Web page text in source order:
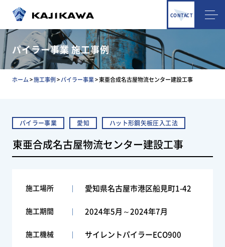
CONTACT
パイラー事業 施工事例
ホーム>施工事例>パイラー事業>東亜合成名古屋物流センター建設工事
パイラー事業 愛知 ハット形鋼矢板圧入工法
東亜合成名古屋物流センター建設工事
施工場所 愛知県名古屋市港区船見町1-42
施工期間 2024年5月～2024年7月
施工機械 サイレントパイラーECO900